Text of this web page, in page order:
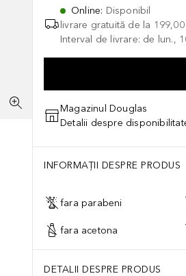
Online: Disponibil
livrare gratuită de la
Interval de livrare: de lun.,
Magazinul Douglas
Detalii despre
INFORMAȚII DESPRE PRODUS
fara parabeni
fara acetona
DETALII DESPRE PRODUS